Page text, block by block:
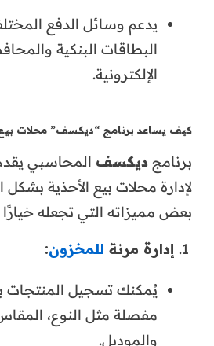
يدعم وسائل الدفع
البطاقات البنكية
الإلكترونية.
كيف يساعد برنامج “ديكسف” محلات بيع
برنامج ديكسف المحاسبي
لإدارة محلات بيع الأحذية بشكل
بعض مميزاته التي تجعله خيارًا
إدارة مرنة للمخزون:
يُمكنك تسجيل المنتجات
مفصلة مثل النوع،
والموديل.